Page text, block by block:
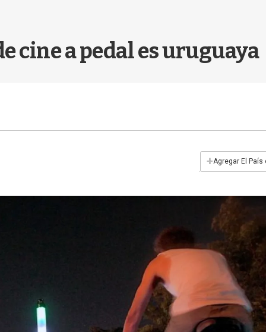
cine a pedal es uruguaya
+Agregar El País